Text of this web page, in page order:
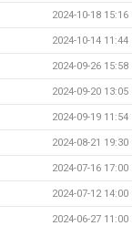
2024-10-18 15:16
2024-10-14 11:44
2024-09-26 15:58
2024-09-20 13:05
2024-09-19 11:54
2024-08-21 19:30
2024-07-16 17:00
2024-07-12 14:00
2024-06-27 11:00